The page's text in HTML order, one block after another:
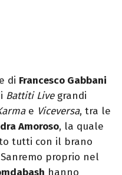
di Francesco Gabbani
Battiti Livegrandi
e Viceversa, tra le
Amoroso, la quale
tutti con il brano
proprio nel